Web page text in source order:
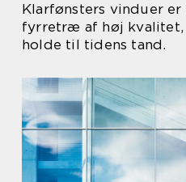
Klarfønsters vinduer
fyrretræ af høj kvalitet,
holde til tidens tand.